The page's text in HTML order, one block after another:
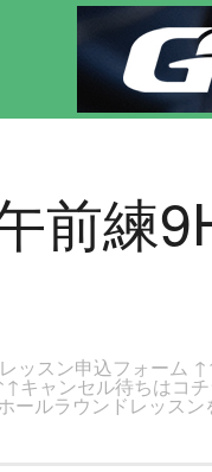
す。新宿区、若松河田で気軽にゴルフレッス
前練
ッスン申込フォー
キャンセル待ちはコ
ールラウンドレッス